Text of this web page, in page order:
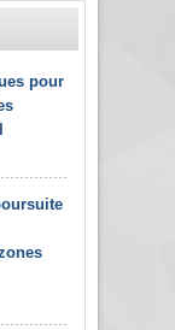
pour